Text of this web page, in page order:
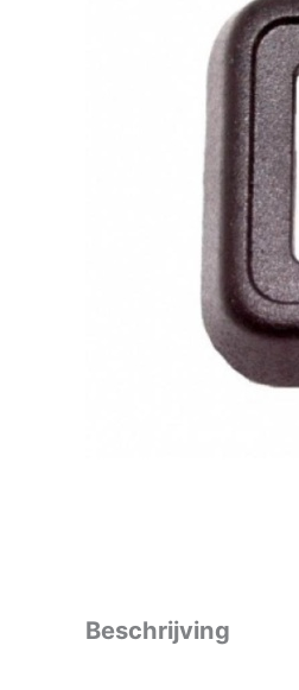
Beschrijving